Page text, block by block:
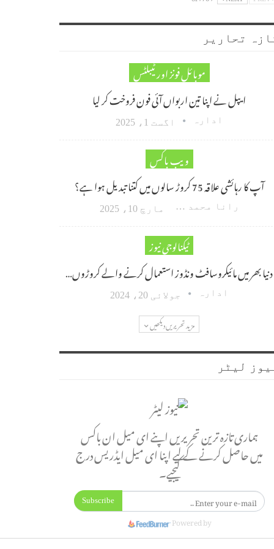
تحاریر
موبائل فونز اور ٹیبلٹس
ایپل نے اپنا تین اربواں آئی فون فروخت کر لیا
ادارہ اگست 1، 2025
ویب باکس
آپ کا رہائشی علاقہ 75 کروڑ سالوں میں کتنا تبدیل ہوا ہے؟
رانا محمد امین اکبر مارچ 10، 2025
ٹیکنالوجی نیوز
دنیا بھر میں مائیکروسافٹ ونڈوز استعمال کرنے والے کروڑوں…
ادارہ جولائی 20، 2024
مزید تحریریں دیکھیں
لیٹر
ہماری تازہ ترین تحریریں اپنے ای میل ان باکس
میں حاصل کرنے کے لیے اپنا ای میل ایڈریس درج
کیجیے۔
Subscribe
Powered by